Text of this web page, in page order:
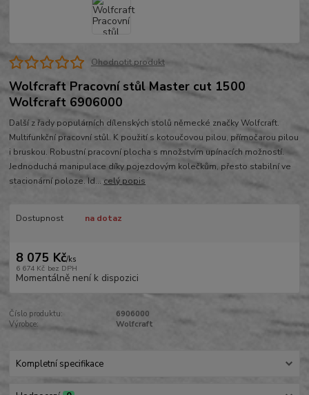
Ohodnotit produkt
Wolfcraft Pracovní stůl Master cut 1500
Wolfcraft 6906000
Další z řady populárních dílenských stolů německé značky Wolfcraft.
Multifunkční pracovní stůl. K použití s kotoučovou pilou, přímočarou pilou
i bruskou. Robustní pracovní plocha s množstvím upínacích možností.
Jednoduchá manipulace díky pojezdovým kolečkům, přesto stabilní ve
stacionární poloze. Id... celý popis
Dostupnost na dotaz
8 075 Kč/ks
6 674 Kč bez DPH
Momentálně není k dispozici
Číslo produktu:
6906000
Výrobce:
Wolfcraft
Kompletní specifikace